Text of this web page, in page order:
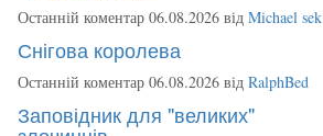
Останній коментар 06.08.2026 від Michael sek
Снігова королева
Останній коментар 06.08.2026 від RalphBed
Заповідник для "великих"